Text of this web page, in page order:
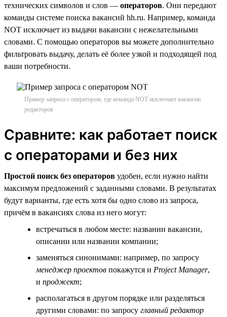
технических символов и слов — операторов. Они передают
команды системе поиска вакансий hh.ru. Например, команда
NOT исключает из выдачи вакансии с нежелательными
словами. С помощью операторов вы можете дополнительно
фильтровать выдачу, делать её более узкой и подходящей под
ваши потребности.
Пример запроса с оператором, где команда NOT исключает вакансии
редакторов
Сравните: как работает поиск
с операторами и без них
Простой поиск без операторов удобен, если нужно найти
максимум предложений с заданными словами. В результатах
будут варианты, где есть хотя бы одно слово из запроса,
причём в вакансиях слова из него могут:
встречаться в любом месте: названии вакансии,
описании или названии компании;
заменяться синонимами: например, по запросу
менеджер проектов покажутся и Project Manager,
и проджект;
располагаться в другом порядке или разделяться
другими словами: по запросу главный редактор